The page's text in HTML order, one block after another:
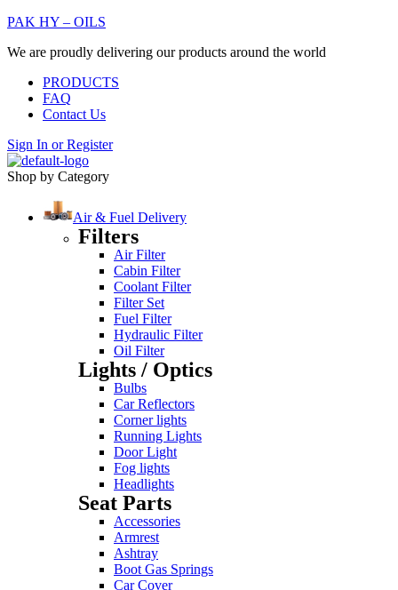
PAK HY – OILS
We are proudly delivering our products around the world
PRODUCTS
FAQ
Contact Us
Sign In orRegister
Shop by Category
Air & Fuel Delivery
Filters
Air Filter
Cabin Filter
Coolant Filter
Filter Set
Fuel Filter
Hydraulic Filter
Oil Filter
Lights / Optics
Bulbs
Car Reflectors
Corner lights
Running Lights
Door Light
Fog lights
Headlights
Seat Parts
Accessories
Armrest
Ashtray
Boot Gas Springs
Car Cover